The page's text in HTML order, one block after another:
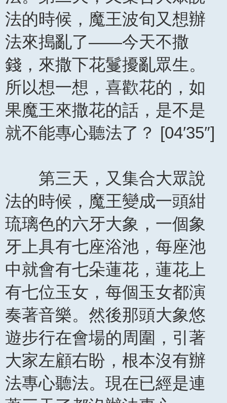
法的時候，魔王波旬又想辦
法來搗亂了——今天不撒
錢，來撒下花鬘擾亂眾生。
所以想一想，喜歡花的，如
果魔王來撒花的話，是不是
就不能專心聽法了？ [04′35″]
第三天，又集合大眾說
法的時候，魔王變成一頭紺
琉璃色的六牙大象，一個象
牙上具有七座浴池，每座池
中就會有七朵蓮花，蓮花上
有七位玉女，每個玉女都演
奏著音樂。然後那頭大象悠
遊步行在會場的周圍，引著
大家左顧右盼，根本沒有辦
法專心聽法。現在已經是連